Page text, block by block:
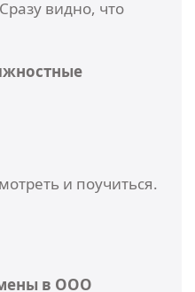
видно, что
и поучиться.
в ООО